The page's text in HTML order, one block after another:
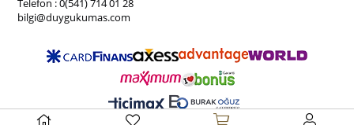
Telefon : 0(541) 714 01 28
bilgi@duygukumas.com